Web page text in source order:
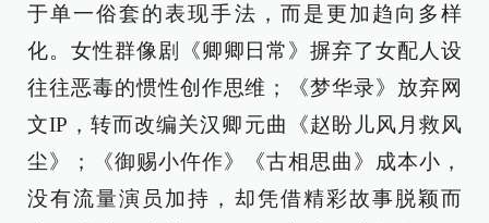
于单一俗套的表现手法，而是更加趋向多样
化。女性群像剧《卿卿日常》摒弃了女配人设
往往恶毒的惯性创作思维；《梦华录》放弃网
文IP，转而改编关汉卿元曲《赵盼儿风月救风
尘》；《御赐小仵作》《古相思曲》成本小，
没有流量演员加持，却凭借精彩故事脱颖而